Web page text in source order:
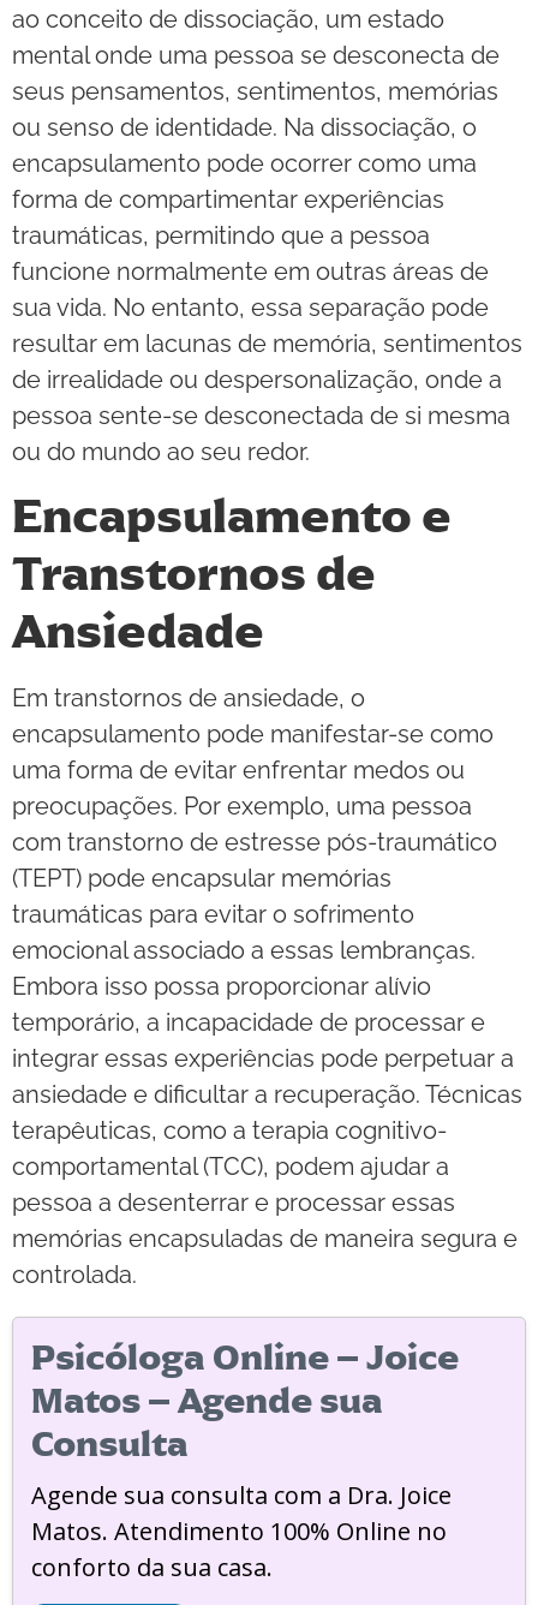
ao conceito de dissociação, um estado
mental onde uma pessoa se desconecta de
seus pensamentos, sentimentos, memórias
ou senso de identidade. Na dissociação, o
encapsulamento pode ocorrer como uma
forma de compartimentar experiências
traumáticas, permitindo que a pessoa
funcione normalmente em outras áreas de
sua vida. No entanto, essa separação pode
resultar em lacunas de memória, sentimentos
de irrealidade ou despersonalização, onde a
pessoa sente-se desconectada de si mesma
ou do mundo ao seu redor.
Encapsulamento e
Transtornos de
Ansiedade
Em transtornos de ansiedade, o
encapsulamento pode manifestar-se como
uma forma de evitar enfrentar medos ou
preocupações. Por exemplo, uma pessoa
com transtorno de estresse pós-traumático
(TEPT) pode encapsular memórias
traumáticas para evitar o sofrimento
emocional associado a essas lembranças.
Embora isso possa proporcionar alívio
temporário, a incapacidade de processar e
integrar essas experiências pode perpetuar a
ansiedade e dificultar a recuperação. Técnicas
terapêuticas, como a terapia cognitivo-
comportamental (TCC), podem ajudar a
pessoa a desenterrar e processar essas
memórias encapsuladas de maneira segura e
controlada.
Psicóloga Online – Joice
Matos – Agende sua
Consulta
Agende sua consulta com a Dra. Joice
Matos. Atendimento 100% Online no
conforto da sua casa.